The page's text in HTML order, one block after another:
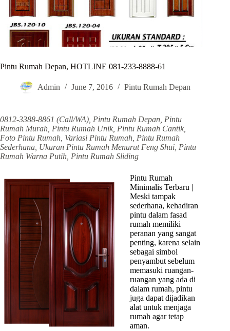
Pintu Rumah Depan, HOTLINE 081-233-8888-61
Admin June 7, 2016 Pintu Rumah Depan
0812-3388-8861 (Call/WA), Pintu Rumah Depan, Pintu
Rumah Murah, Pintu Rumah Unik, Pintu Rumah Cantik,
Foto Pintu Rumah, Variasi Pintu Rumah, Pintu Rumah
Sederhana, Ukuran Pintu Rumah Menurut Feng Shui, Pintu
Rumah Warna Putih, Pintu Rumah Sliding
Pintu Rumah
Minimalis Terbaru |
Meski tampak
sederhana, kehadiran
pintu dalam fasad
rumah memiliki
peranan yang sangat
penting, karena selain
sebagai simbol
penyambut sebelum
memasuki ruangan-
ruangan yang ada di
dalam rumah, pintu
juga dapat dijadikan
alat untuk menjaga
rumah agar tetap
aman.